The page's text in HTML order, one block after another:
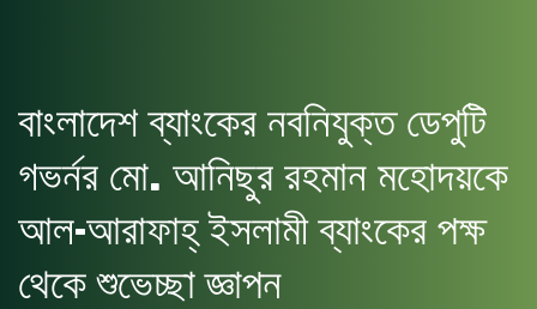
বাংলাদেশ ব্যাংকের নবনিযুক্ত ডেপুটি
গভর্নর মো. আনিছুর রহমান মহোদয়কে
আল-আরাফাহ্ ইসলামী ব্যাংকের পক্ষ
থেকে শুভেচ্ছা জ্ঞাপন